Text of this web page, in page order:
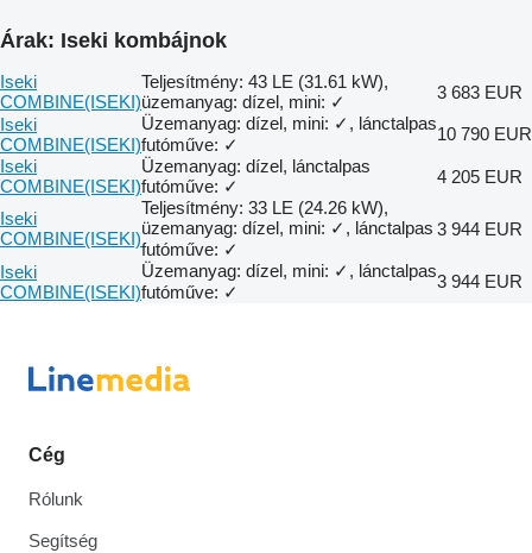
Árak: Iseki kombájnok
Iseki
COMBINE(ISEKI)
Teljesítmény: 43 LE (31.61 kW),
üzemanyag: dízel, mini: ✓
3 683 EUR
Iseki
COMBINE(ISEKI)
Üzemanyag: dízel, mini: ✓, lánctalpas
futóműve: ✓
10 790 EUR
Iseki
COMBINE(ISEKI)
Üzemanyag: dízel, lánctalpas
futóműve: ✓
4 205 EUR
Iseki
COMBINE(ISEKI)
Teljesítmény: 33 LE (24.26 kW),
üzemanyag: dízel, mini: ✓, lánctalpas
futóműve: ✓
3 944 EUR
Iseki
COMBINE(ISEKI)
Üzemanyag: dízel, mini: ✓, lánctalpas
futóműve: ✓
3 944 EUR
Cég
Rólunk
Segítség